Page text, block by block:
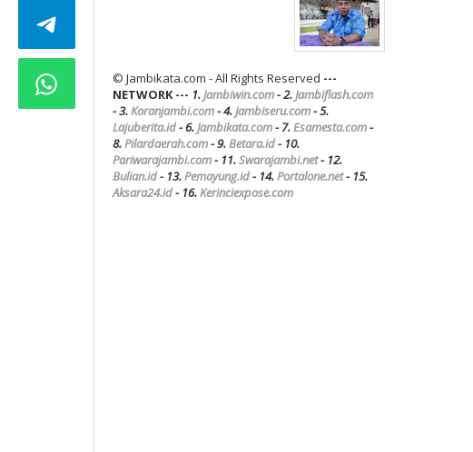
© Jambikata.com - All Rights Reserved ---
NETWORK --- 1.Jambiwin.com- 2.Jambiflash.com
- 3.Koranjambi.com- 4.Jambiseru.com- 5.
Lajuberita.id- 6.Jambikata.com- 7.Esamesta.com-
8.Pilardaerah.com- 9.Betara.id- 10.
Pariwarajambi.com- 11.Swarajambi.net- 12.
Bulian.id- 13.Pemayung.id- 14.Portalone.net- 15.
Aksara24.id- 16.Kerinciexpose.com